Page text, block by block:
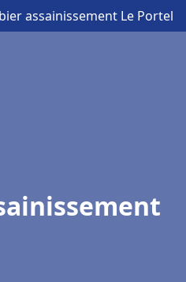
assainissement Le Portel